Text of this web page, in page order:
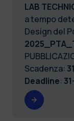
LAB
a tempo
Design del
Scadenza:
Deadline: